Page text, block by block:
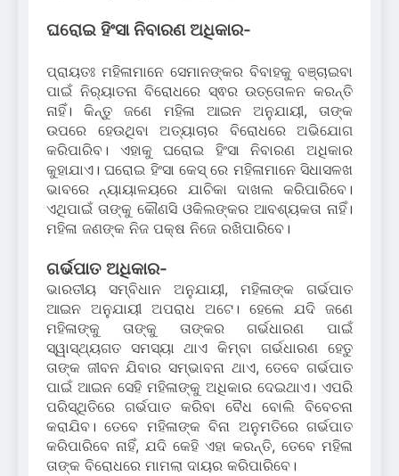
ଘରୋଇ ହିଂସା ନିବାରଣ ଅଧିକାର-
ପ୍ରାୟତଃ ମହିଳାମାନେ ସେମାନଙ୍କର ବିବାହକୁ ବଞ୍ଚାଇବା
ପାଇଁ ନିର‌୍ୟାତନା ବିରୋଧରେ ସ୍ଵର ଉତ୍ତୋଳନ କରନ୍ତି
ନାହିଁ। କିନ୍ତୁ ଜଣେ ମହିଳା ଆଇନ ଅନୁଯାୟୀ, ତାଙ୍କ
ଉପରେ ହେଉଥିବା ଅତ୍ୟାଚାର ବିରୋଧରେ ଅଭିଯୋଗ
କରିପାରିବ। ଏହାକୁ ଘରୋଇ ହିଂସା ନିବାରଣ ଅଧିକାର
କୁହାଯାଏ। ଘରୋଇ ହିଂସା କେସ୍ ରେ ମହିଳାମାନେ ସିଧାସଳଖ
ଭାବରେ ନ୍ୟାୟାଳୟରେ ଯାଚିକା ଦାଖଲ କରିପାରିବେ।
ଏଥିପାଇଁ ତାଙ୍କୁ କୌଣସି ଓକିଲଙ୍କର ଆବଶ୍ୟକତା ନାହିଁ।
ମହିଳା ଜଣଙ୍କ ନିଜ ପକ୍ଷ ନିଜେ ରଖିପାରିବେ।
ଗର୍ଭପାତ ଅଧିକାର-
ଭାରତୀୟ ସମ୍ବିଧାନ ଅନୁଯାୟୀ, ମହିଳାଙ୍କ ଗର୍ଭପାତ
ଆଇନ ଅନୁଯାୟୀ ଅପରାଧ ଅଟେ। ହେଲେ ଯଦି ଜଣେ
ମହିଳାଙ୍କୁ ତାଙ୍କୁ ତାଙ୍କର ଗର୍ଭଧାରଣ ପାଇଁ
ସ୍ୱାସ୍ଥ୍ୟଗତ ସମସ୍ୟା ଥାଏ କିମ୍ବା ଗର୍ଭଧାରଣ ହେତୁ
ତାଙ୍କ ଜୀବନ ଯିବାର ସମ୍ଭାବନା ଥାଏ, ତେବେ ଗର୍ଭପାତ
ପାଇଁ ଆଇନ ସେହି ମହିଳାଙ୍କୁ ଅଧିକାର ଦେଇଥାଏ। ଏପରି
ପରିସ୍ଥିତିରେ ଗର୍ଭପାତ କରିବା ବୈଧ ବୋଲି ବିବେଚନା
କରାଯିବ। ତେବେ ମହିଳାଙ୍କ ବିନା ଅନୁମତିରେ ଗର୍ଭପାତ
କରିପାରିବେ ନାହିଁ, ଯଦି କେହି ଏହା କରନ୍ତି, ତେବେ ମହିଳା
ତାଙ୍କ ବିରୋଧରେ ମାମଲା ଦାୟର କରିପାରିବେ।